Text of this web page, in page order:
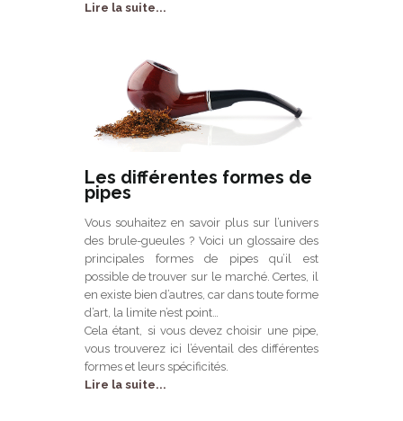
Lire la suite...
Les différentes formes de
pipes
Vous souhaitez en savoir plus sur l’univers
des brule-gueules ? Voici un glossaire des
principales formes de pipes qu’il est
possible de trouver sur le marché. Certes, il
en existe bien d’autres, car dans toute forme
d’art, la limite n’est point…
Cela étant, si vous devez choisir une pipe,
vous trouverez ici l’éventail des différentes
formes et leurs spécificités.
Lire la suite...